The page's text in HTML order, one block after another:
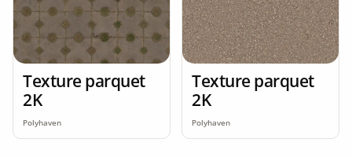
Texture parquet
2K
Polyhaven
Texture parquet
2K
Polyhaven